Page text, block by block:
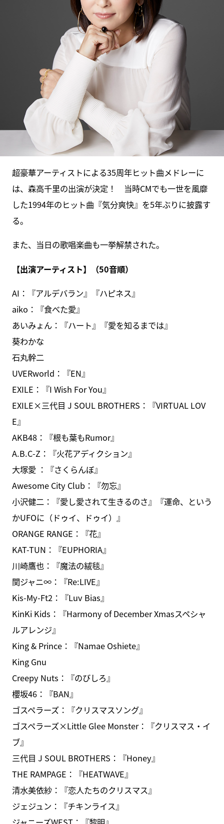
超豪華アーティストによる35周年ヒット曲メドレーに
は、森高千里の出演が決定！ 当時CMでも一世を風靡
した1994年のヒット曲『気分爽快』を5年ぶりに披露す
る。
また、当日の歌唱楽曲も一挙解禁された。
【出演アーティスト】（50音順）
AI：『アルデバラン』『ハピネス』
aiko：『食べた愛』
あいみょん：『ハート』『愛を知るまでは』
葵わかな
石丸幹二
UVERworld：『EN』
EXILE：『I Wish For You』
EXILE×三代目 J SOUL BROTHERS：『VIRTUAL LOV
E』
AKB48：『根も葉もRumor』
A.B.C-Z：『火花アディクション』
大塚愛 ：『さくらんぼ』
Awesome City Club：『勿忘』
小沢健二：『愛し愛されて生きるのさ』『運命、という
かUFOに（ドゥイ、ドゥイ）』
ORANGE RANGE：『花』
KAT-TUN：『EUPHORIA』
川崎鷹也：『魔法の絨毯』
関ジャニ∞：『Re:LIVE』
Kis-My-Ft2：『Luv Bias』
KinKi Kids：『Harmony of December Xmasスペシャ
ルアレンジ』
King & Prince：『Namae Oshiete』
King Gnu
Creepy Nuts：『のびしろ』
櫻坂46：『BAN』
ゴスペラーズ：『クリスマスソング』
ゴスペラーズ×Little Glee Monster：『クリスマス・イ
ブ』
三代目 J SOUL BROTHERS：『Honey』
THE RAMPAGE：『HEATWAVE』
清水美依紗：『恋人たちのクリスマス』
ジェジュン：『チキンライス』